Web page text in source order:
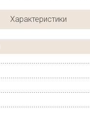
Характеристики